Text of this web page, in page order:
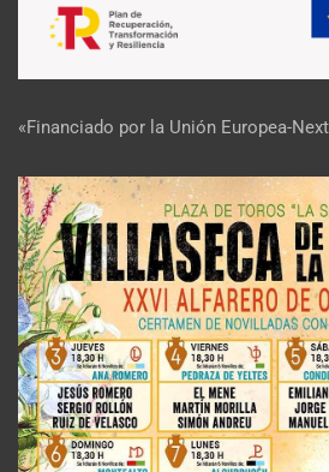
«Financiado por la Unión Europea-